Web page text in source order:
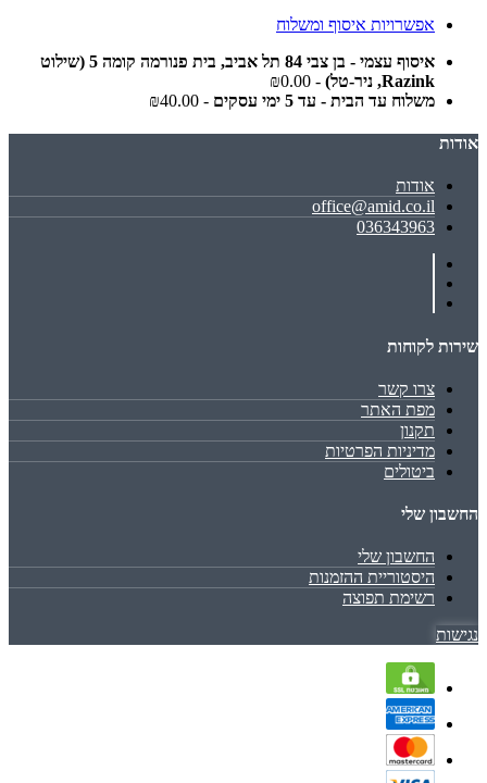
אפשרויות איסוף ומשלוח
איסוף עצמי - בן צבי 84 תל אביב, בית פנורמה קומה 5 (שילוט
Razink, ניר-טל)
- ₪0.00
משלוח עד הבית - עד 5 ימי עסקים
- ₪40.00
אודות
אודות
office@amid.co.il
036343963
שירות לקוחות
צרו קשר
מפת האתר
תקנון
מדיניות הפרטיות
ביטולים
החשבון שלי
החשבון שלי
היסטוריית ההזמנות
רשימת תפוצה
נגישות